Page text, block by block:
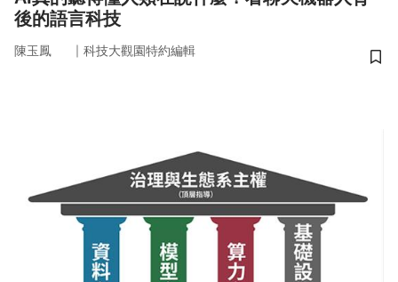
後的語言科技
陳玉鳳 ｜ 科技大觀園特約編輯
儲